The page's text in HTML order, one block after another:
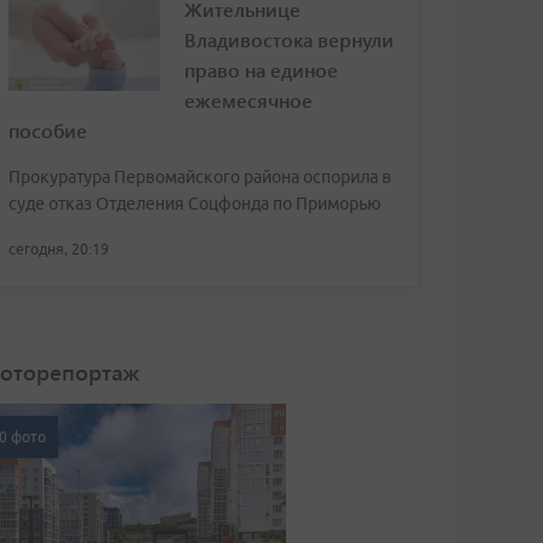
Жительнице
Владивостока вернули
право на единое
ежемесячное
пособие
Прокуратура Первомайского района оспорила в
суде отказ Отделения Соцфонда по Приморью
сегодня, 20:19
фото